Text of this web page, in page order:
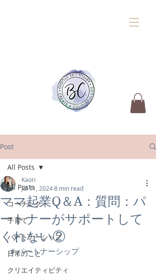
Post
All Posts
コーチング
子育て
パートナーシップ
日常のこと
クリエイティビティ
All Posts
ママ起業Q＆A：質問：パ
ートナーがサポートして
くれない②
Kaori
Jul 11, 20248 min read
＃パートナーシップ